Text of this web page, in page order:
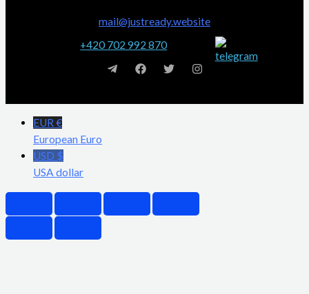
mail@justready.website
+420 702 992 870
EUR €
European Euro
USD $
USA dollar